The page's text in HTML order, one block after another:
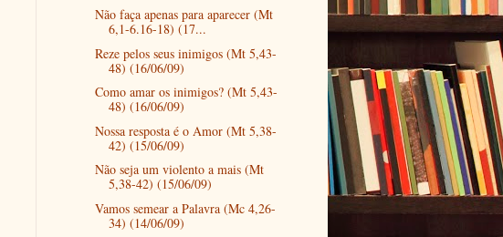
Não faça apenas para aparecer (Mt
6,1-6.16-18) (17...
Reze pelos seus inimigos (Mt 5,43-
48) (16/06/09)
Como amar os inimigos? (Mt 5,43-
48) (16/06/09)
Nossa resposta é o Amor (Mt 5,38-
42) (15/06/09)
Não seja um violento a mais (Mt
5,38-42) (15/06/09)
Vamos semear a Palavra (Mc 4,26-
34) (14/06/09)